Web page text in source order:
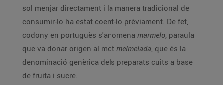
sol menjar directament i la manera tradicional de
consumir-lo ha estat coent-lo prèviament. De fet,
codony en portuguès s'anomena marmelo, paraula
que va donar origen al mot melmelada, que és la
denominació genèrica dels preparats cuits a base
de fruita i sucre.